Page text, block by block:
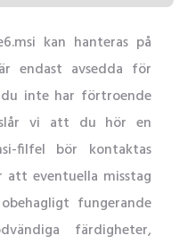
kan hanteras på
endast avsedda för
du inte har förtroende
vi att du hör en
filfel bör kontaktas
eventuella misstag
fungerande
färdigheter,